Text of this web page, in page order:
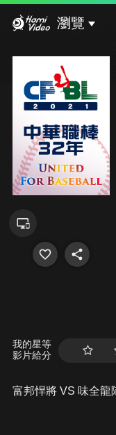
瀏覽
我的星等
影片給分
富邦悍將 VS 味全龍